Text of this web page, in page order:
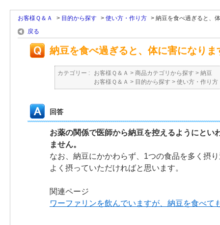
お客様Ｑ＆Ａ > 目的から探す > 使い方・作り方 > 納豆を食べ過ぎると、
戻る
納豆を食べ過ぎると、体に害になりま
カテゴリー : お客様Ｑ＆Ａ > 商品カテゴリから探す > 納豆
お客様Ｑ＆Ａ > 目的から探す > 使い方・作り方
回答
お薬の関係で医師から納豆を控えるようにと
ません。
なお、納豆にかかわらず、1つの食品を多く摂
よく摂っていただければと思います。
関連ページ
ワーファリンを飲んでいますが、納豆を食べて